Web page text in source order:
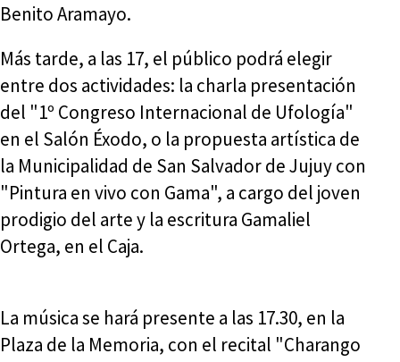
Benito Aramayo.
Más tarde, a las 17, el público podrá elegir
entre dos actividades: la charla presentación
del "1º Congreso Internacional de Ufología"
en el Salón Éxodo, o la propuesta artística de
la Municipalidad de San Salvador de Jujuy con
"Pintura en vivo con Gama", a cargo del joven
prodigio del arte y la escritura Gamaliel
Ortega, en el Caja.
La música se hará presente a las 17.30, en la
Plaza de la Memoria, con el recital "Charango